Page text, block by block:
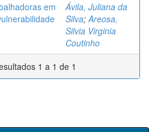
em
Ávila, Juliana da
Silva;Areosa,
Silvia Virginia
Coutinho
1 a 1 de 1